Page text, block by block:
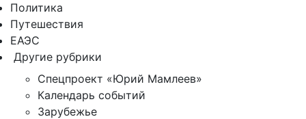
Политика
Путешествия
ЕАЭС
Другие рубрики
Спецпроект «Юрий Мамлеев»
Календарь событий
Зарубежье